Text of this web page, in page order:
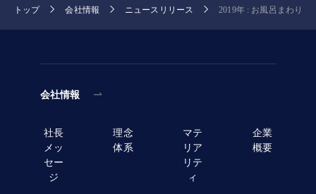
トップ 会社情報 ニュースリリース 2019年 : お風呂まわり :
会社情報
社長
メッ
セー
ジ
理念
体系
マテ
リア
リテ
ィ
企業
概要